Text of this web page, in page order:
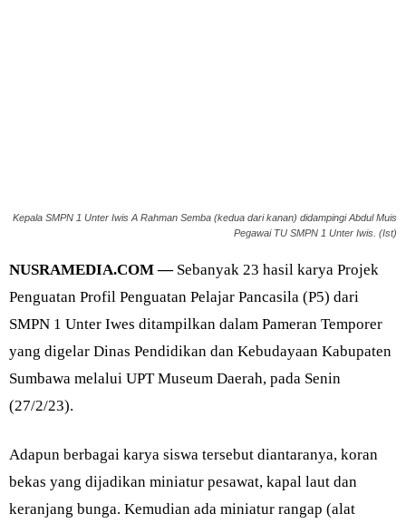
Kepala SMPN 1 Unter Iwis A Rahman Semba (kedua dari kanan) didampingi Abdul Muis
Pegawai TU SMPN 1 Unter Iwis. (Ist)
NUSRAMEDIA.COM —Sebanyak 23 hasil karya Projek
Penguatan Profil Penguatan Pelajar Pancasila (P5) dari
SMPN 1 Unter Iwes ditampilkan dalam Pameran Temporer
yang digelar Dinas Pendidikan dan Kebudayaan Kabupaten
Sumbawa melalui UPT Museum Daerah, pada Senin
(27/2/23).
Adapun berbagai karya siswa tersebut diantaranya, koran
bekas yang dijadikan miniatur pesawat, kapal laut dan
keranjang bunga. Kemudian ada miniatur rangap (alat